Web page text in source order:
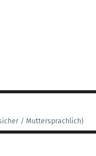
/ Muttersprachlich)